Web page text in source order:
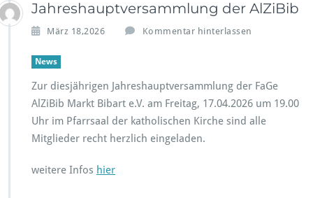
Jahreshauptversammlung der AlZiBib
März 18,2026 Kommentar hinterlassen
News
Zur diesjährigen Jahreshauptversammlung der FaGe
AlZiBib Markt Bibart e.V. am Freitag, 17.04.2026 um 19.00
Uhr im Pfarrsaal der katholischen Kirche sind alle
Mitglieder recht herzlich eingeladen.
weitere Infos hier